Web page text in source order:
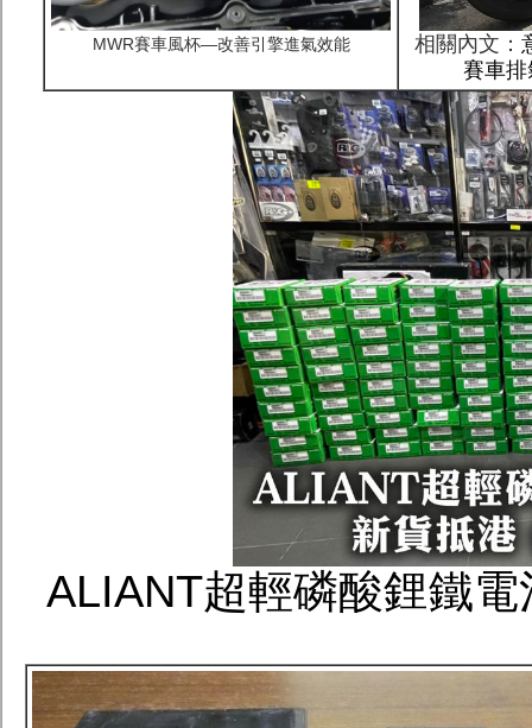
MWR賽車風杯—改善引擎進氣效能 相關內文：
賽車
ALIANT超輕磷酸鋰鐵